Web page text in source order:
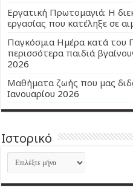
Εργατική Πρωτομαγιά: Η
εργασίας που κατέληξε σε
Παγκόσμια Ημέρα κατά του
περισσότερα παιδιά
2026
Μαθήματα ζωής που μας
Ιανουαρίου 2026
Ιστορικό
Ιστορικό